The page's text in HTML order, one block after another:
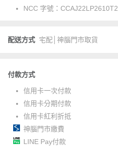
NCC 字號： CCAJ22LP2610T2
配送方式 宅配│神腦門市取貨
付款方式
信用卡一次付款
信用卡分期付款
信用卡紅利折抵
神腦門市繳費
LINE Pay付款